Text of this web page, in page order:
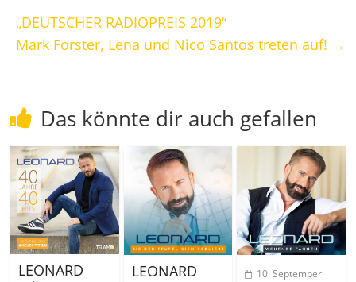
„DEUTSCHER RADIOPREIS 2019“
Mark Forster, Lena und Nico Santos treten auf! →
Das könnte dir auch gefallen
LEONARD
LEONARD
10. September